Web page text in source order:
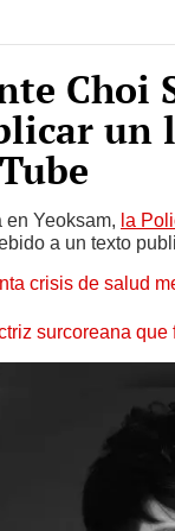
Choi
un
Yeoksam, la
a un texto
crisis de salud
surcoreana